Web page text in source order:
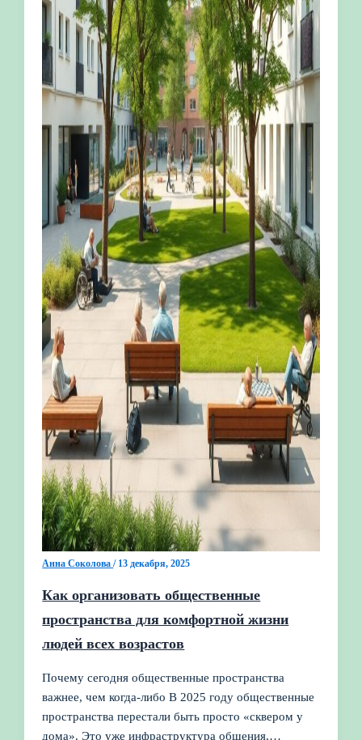
Анна Соколова/ 13 декабря, 2025
Как организовать общественные
пространства для комфортной жизни
людей всех возрастов
Почему сегодня общественные пространства
важнее, чем когда‑либо В 2025 году общественные
пространства перестали быть просто «сквером у
дома». Это уже инфраструктура общения,…